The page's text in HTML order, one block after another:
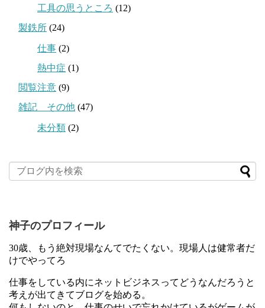
工具の思うところ (12)
製鉄所 (24)
仕事 (2)
熱中症 (1)
閲覧注意 (9)
雑記 その他 (47)
未分類 (2)
神子のプロフィール
30歳、もう絶対現場なんてでたくない。現場人は健常者だ
けでやってろ
仕事をしている内にネットビジネスってどうなんだろうと
考えが出てきてブログを始める。